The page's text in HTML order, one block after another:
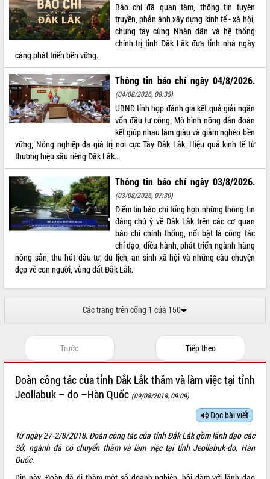
VIDEO
Lễ truy tặng danh hiệu “Bà Mẹ Việt
Nam Anh hùng” và trao Huân chương
UBND tỉnh Đắk Lắk triển khai nhiệm
vụ 6 tháng cuối năm 2026
quan trọng
Bí thư Tỉnh ủy Lương Nguyễn Minh
Triết thăm, tặng quà người có công với
cách mạng
ALBUM ẢNH
Báo chí đã quan tâm, thông tin tuyên
truyền, phản ánh xây dựng kinh tế - xã hội,
chung tay cùng Nhân dân và hệ thống
chính trị tỉnh Đắk Lắk đưa tỉnh nhà ngày
càng phát triển bền vững.
Thông tin báo chí ngày 04/8/2026.
(04/08/2026, 08:35)
UBND tỉnh họp đánh giá kết quả giải ngân
vốn đầu tư công; Mô hình nông dân đoàn
kết giúp nhau làm giàu và giảm nghèo bền
vững; Nông nghiệp đa giá trị nơi cực Tây Đắk Lắk; Hiệu quả kinh tế từ
thương hiệu sầu riêng Đắk Lắk...
Thông tin báo chí ngày 03/8/2026.
(03/08/2026, 07:30)
Điểm tin báo chí tổng hợp những thông tin
đáng chú ý về Đắk Lắk trên các cơ quan
báo chí chính thống, nổi bật là công tác
chỉ đạo, điều hành, phát triển ngành hàng
nông sản, thu hút đầu tư, du lịch, an sinh xã hội và những câu chuyện
đẹp về con người, vùng đất Đắk Lắk.
Các trang trên cổng 1 của 150
Trước Tiếp theo
Đoàn công tác của tỉnh Đắk Lắk thăm và làm việc tại tỉnh
Jeollabuk – do –Hàn Quốc (09/08/2018, 09:09)
Đọc bài viết
Từ ngày 27-2/8/2018, Đoàn công tác của tỉnh Đắk Lắk gồm lãnh đạo các
Sở, ngành đã có chuyến thăm và làm việc tại tỉnh Jeollabuk-do, Hàn
Quốc.